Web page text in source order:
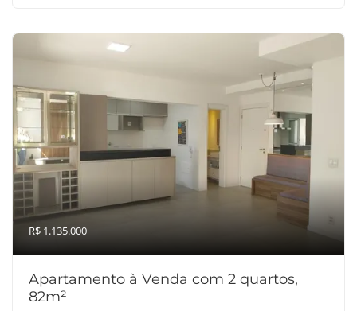
R$ 1.135.000
Apartamento à Venda com 2 quartos,
82m²